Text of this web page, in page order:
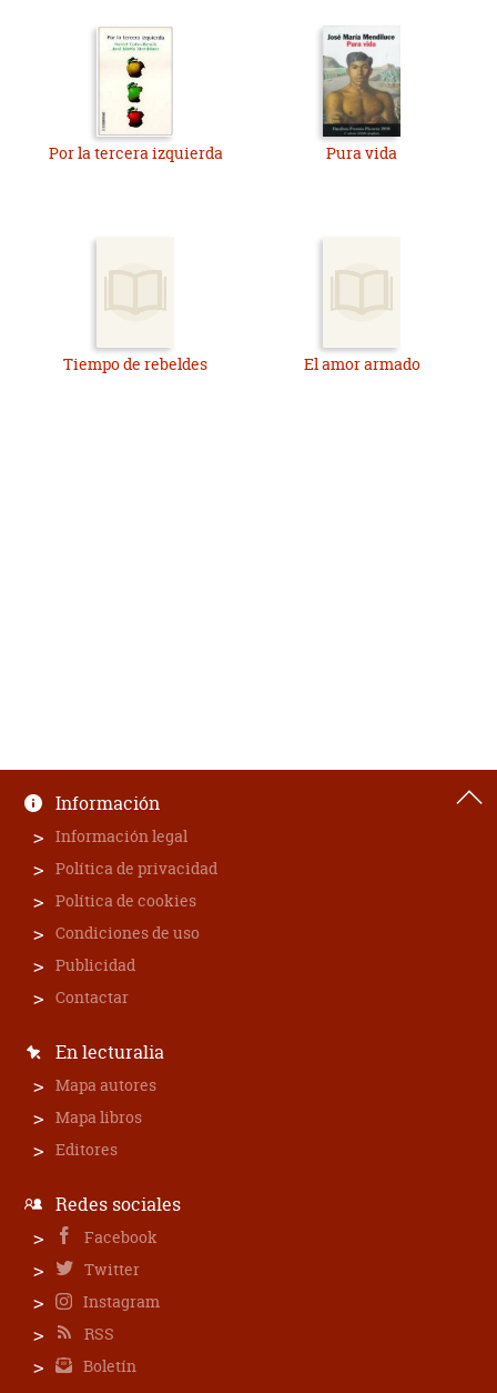
Por la tercera izquierda Pura vida
Tiempo de rebeldes El amor armado
Información
Información legal
Política de privacidad
Política de cookies
Condiciones de uso
Publicidad
Contactar
En lecturalia
Mapa autores
Mapa libros
Editores
Redes sociales
Facebook
Twitter
Instagram
RSS
Boletín